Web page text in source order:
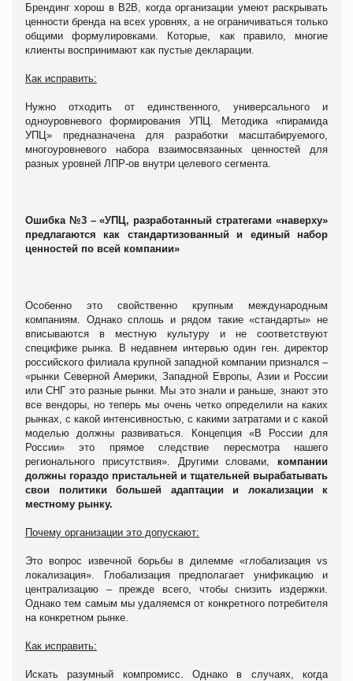
Брендинг хорош в В2В, когда организации умеют раскрывать
ценности бренда на всех уровнях, а не ограничиваться только
общими формулировками. Которые, как правило, многие
клиенты воспринимают как пустые декларации.
Как исправить:
Нужно отходить от единственного, универсального и
одноуровневого формирования УПЦ. Методика «пирамида
УПЦ» предназначена для разработки масштабируемого,
многоуровневого набора взаимосвязанных ценностей для
разных уровней ЛПР-ов внутри целевого сегмента.
Ошибка №3 – «УПЦ, разработанный стратегами «наверху»
предлагаются как стандартизованный и единый набор
ценностей по всей компании»
Особенно это свойственно крупным международным
компаниям. Однако сплошь и рядом такие «стандарты» не
вписываются в местную культуру и не соответствуют
специфике рынка. В недавнем интервью один ген. директор
российского филиала крупной западной компании признался –
«рынки Северной Америки, Западной Европы, Азии и России
или СНГ это разные рынки. Мы это знали и раньше, знают это
все вендоры, но теперь мы очень четко определили на каких
рынках, с какой интенсивностью, с какими затратами и с какой
моделью должны развиваться. Концепция «В России для
России» это прямое следствие пересмотра нашего
регионального присутствия». Другими словами, компании
должны гораздо пристальней и тщательней вырабатывать
свои политики большей адаптации и локализации к
местному рынку.
Почему организации это допускают:
Это вопрос извечной борьбы в дилемме «глобализация vs
локализация». Глобализация предполагает унификацию и
централизацию – прежде всего, чтобы снизить издержки.
Однако тем самым мы удаляемся от конкретного потребителя
на конкретном рынке.
Как исправить:
Искать разумный компромисс. Однако в случаях, когда